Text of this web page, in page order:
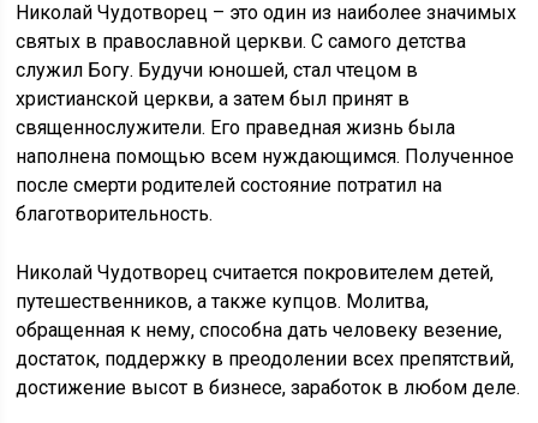
Николай Чудотворец – это один из наиболее значимых
святых в православной церкви. С самого детства
служил Богу. Будучи юношей, стал чтецом в
христианской церкви, а затем был принят в
священнослужители. Его праведная жизнь была
наполнена помощью всем нуждающимся. Полученное
после смерти родителей состояние потратил на
благотворительность.
Николай Чудотворец считается покровителем детей,
путешественников, а также купцов. Молитва,
обращенная к нему, способна дать человеку везение,
достаток, поддержку в преодолении всех препятствий,
достижение высот в бизнесе, заработок в любом деле.